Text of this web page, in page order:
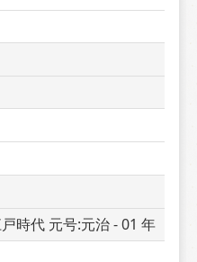
時代 元号:元治 - 01 年